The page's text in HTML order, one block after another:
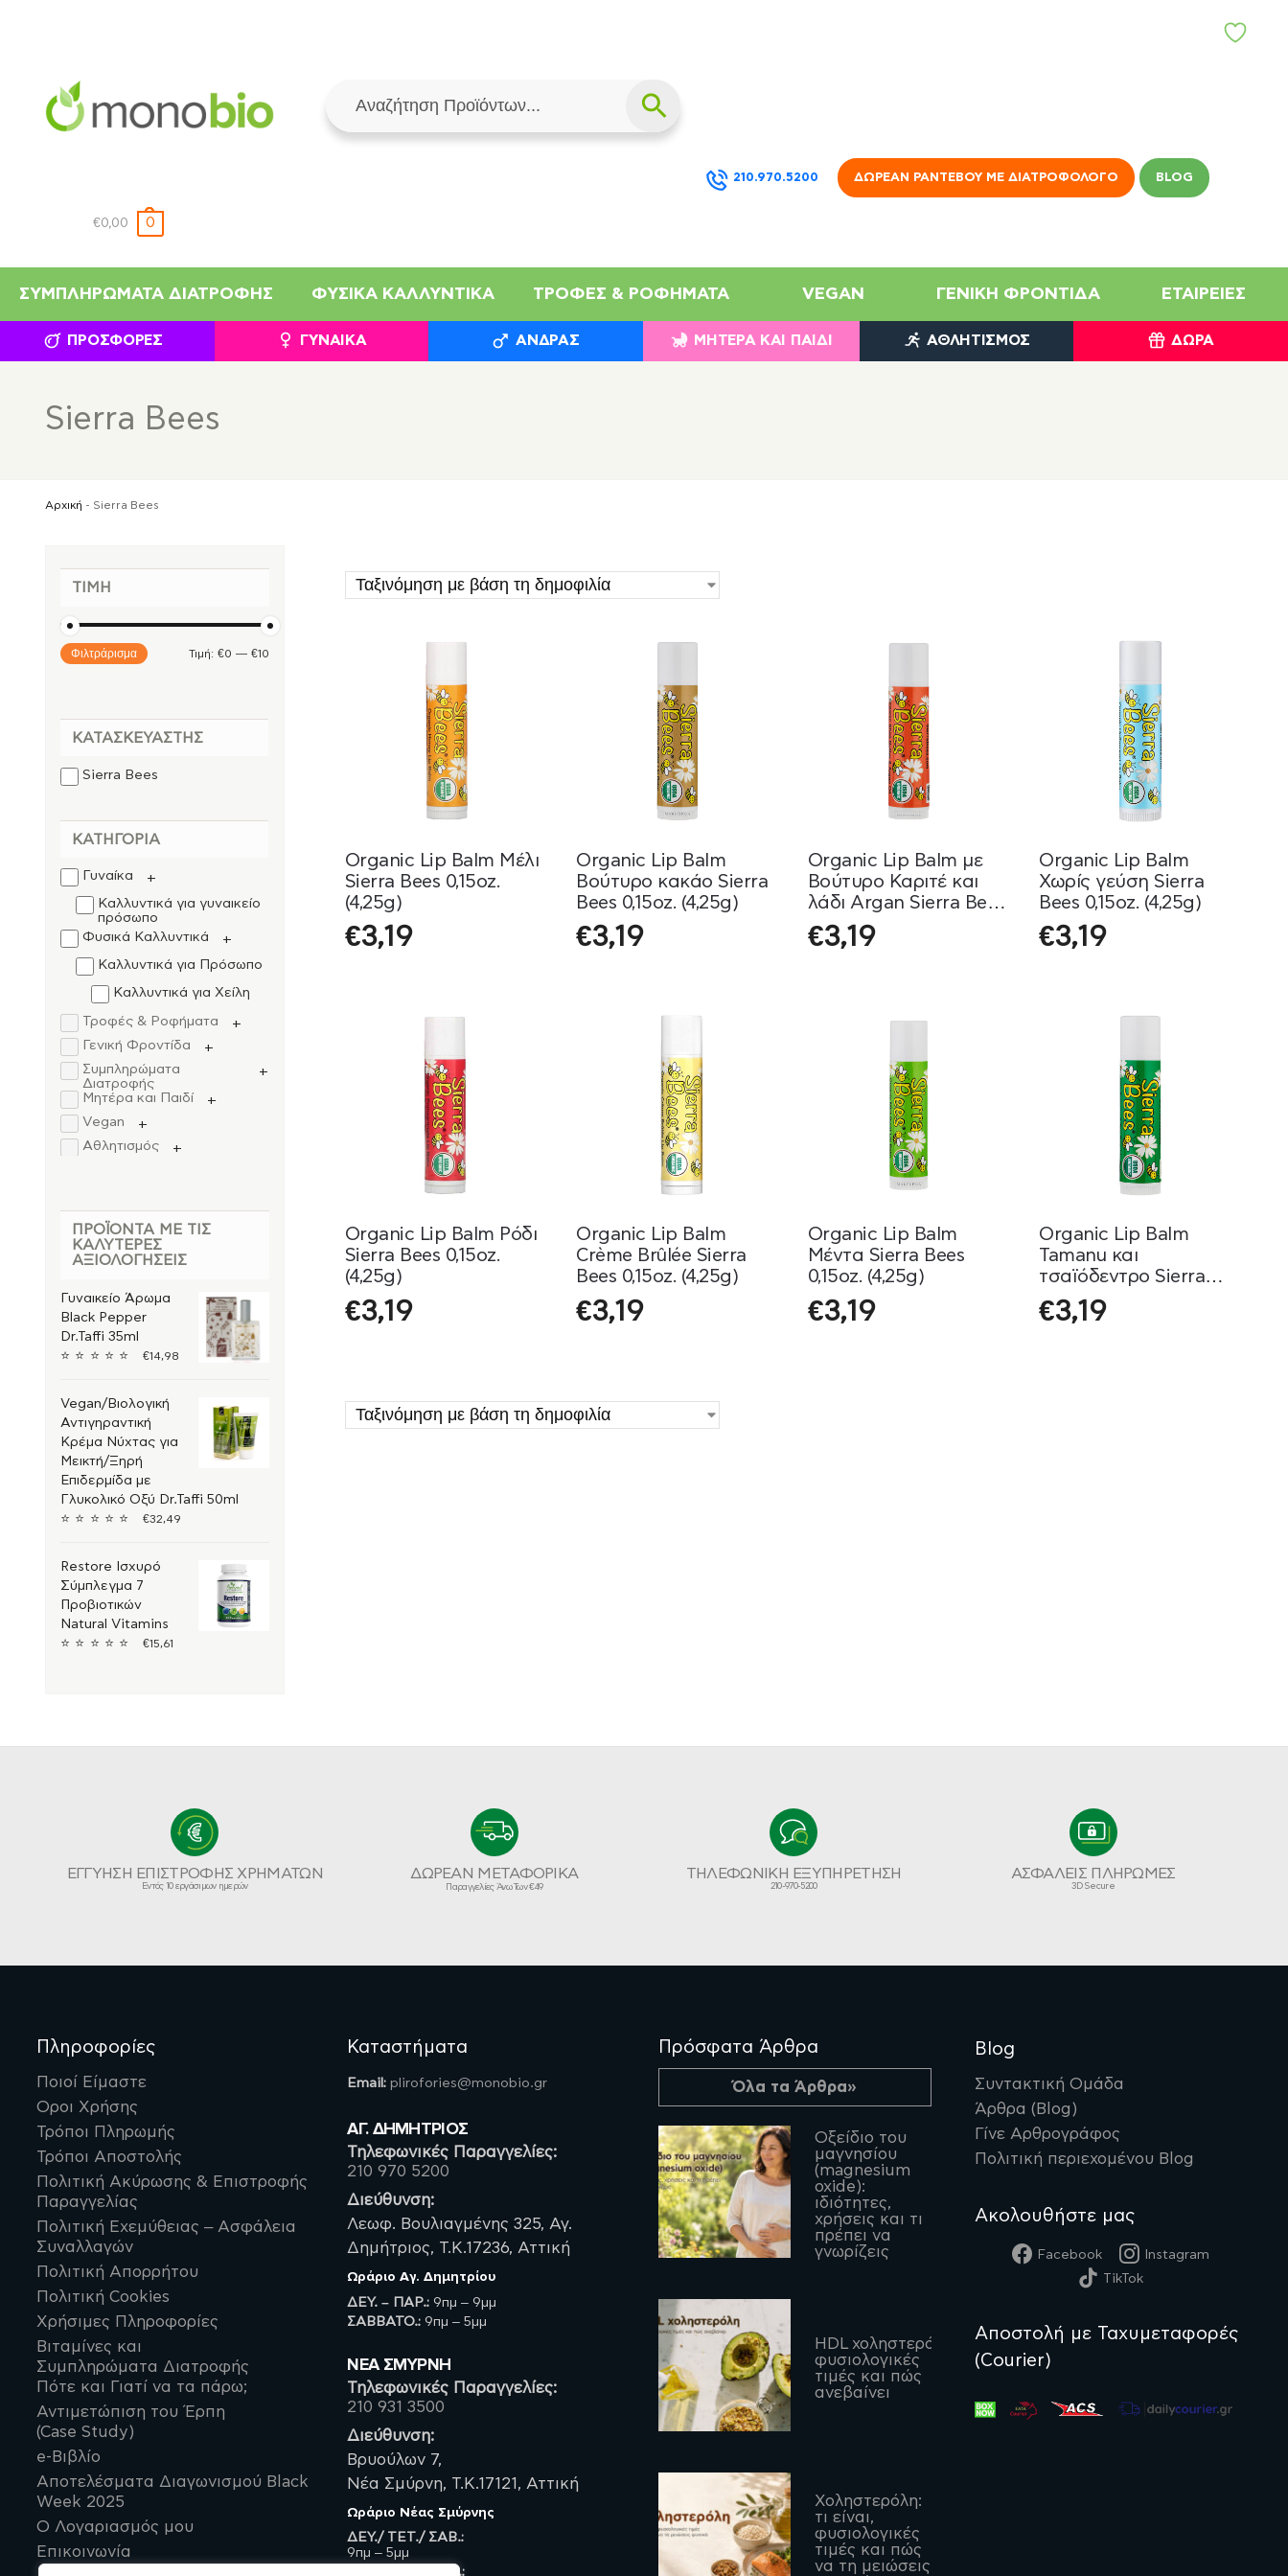
210.970.5200 ΔΩΡΕΆΝ ΡΑΝΤΕΒΟΎ ΜΕ ΔΙΑΤΡΟΦΟΛΌΓΟ BLOG
Α
€0,00 0
ΣΥΜΠΛΗΡΏΜΑΤΑ ΔΙΑΤΡΟΦΉΣ ΦΥΣΙΚΆ ΚΑΛΛΥΝΤΙΚΆ ΤΡΟΦΈΣ & ΡΟΦΉΜΑΤΑ VEGAN ΓΕΝΙΚΉ ΦΡΟΝΤΊΔΑ ΕΤΑΙΡΕΊΕΣ
ΠΡΟΣΦΟΡΈΣ ΓΥΝΑΊΚΑ ΆΝΔΡΑΣ ΜΗΤΈΡΑ ΚΑΙ ΠΑΙΔΊ ΑΘΛΗΤΙΣΜΌΣ ΔΏΡΑ
Sierra Bees
Αρχική - Sierra Bees
Organic Lip Balm Μέλι
Sierra Bees 0,15oz.
(4,25g)
€3,19
Organic Lip Balm
Βούτυρο κακάο Sierra
Bees 0,15oz. (4,25g)
€3,19
Organic Lip Balm με
Βούτυρο Καριτέ και
λάδι Argan Sierra Bees
0,15oz. (4,25g)
€3,19
Organic Lip Balm
Χωρίς γεύση Sierra
Bees 0,15oz. (4,25g)
€3,19
Organic Lip Balm Ρόδι
Sierra Bees 0,15oz.
(4,25g)
€3,19
Organic Lip Balm
Crème Brûlée Sierra
Bees 0,15oz. (4,25g)
€3,19
Organic Lip Balm
Μέντα Sierra Bees
0,15oz. (4,25g)
€3,19
Organic Lip Balm
Tamanu και
τσαϊόδεντρο Sierra
Bees 0,15oz. (4,25g)
€3,19
ΤΙΜΉ
Φιλτράρισμα Τιμή:€0 —€10
ΚΑΤΑΣΚΕΥΑΣΤΉΣ
Sierra Bees
ΚΑΤΗΓΟΡΊΑ
Γυναίκα
+
Καλλυντικά για γυναικείο
πρόσωπο
Φυσικά Καλλυντικά
+
Καλλυντικά για Πρόσωπο
Καλλυντικά για Χείλη
Τροφές & Ροφήματα
+
Γενική Φροντίδα
+
Συμπληρώματα
Διατροφής
+
Μητέρα και Παιδί
+
Vegan
+
Αθλητισμός
+
ΠΡΟΪΌΝΤΑ ΜΕ ΤΙΣ
ΚΑΛΎΤΕΡΕΣ
ΑΞΙΟΛΟΓΉΣΕΙΣ
Γυναικείο Άρωμα
Black Pepper
Dr.Taffi 35ml
⭐ ⭐ ⭐ ⭐ ⭐ €14,98
Vegan/Βιολογική
Αντιγηραντική
Κρέμα Νύχτας για
Μεικτή/Ξηρή
Επιδερμίδα με
Γλυκολικό Οξύ Dr.Taffi 50ml
⭐ ⭐ ⭐ ⭐ ⭐ €32,49
Restore Ισχυρό
Σύμπλεγμα 7
Προβιοτικών
Natural Vitamins
⭐ ⭐ ⭐ ⭐ ⭐ €15,61
ΕΓΓΥΗΣΗ ΕΠΙΣΤΡΟΦΗΣ ΧΡΗΜΑΤΩΝ
Εντός 10 εργάσιμων ημερών
ΔΩΡΕΑΝ ΜΕΤΑΦΟΡΙΚΑ
Παραγγελίες Άνω Των €49
ΤΗΛΕΦΩΝΙΚΗ ΕΞΥΠΗΡΕΤΗΣΗ
210-970-5200
ΑΣΦΑΛΕΙΣ ΠΛΗΡΩΜΕΣ
3D Secure
Πληροφορίες
Ποιοί Είμαστε
Οροι Χρήσης
Τρόποι Πληρωμής
Τρόποι Αποστολής
Πολιτική Ακύρωσης & Επιστροφής
Παραγγελίας
Πολιτική Εχεμύθειας – Ασφάλεια
Συναλλαγών
Πολιτική Απορρήτου
Πολιτική Cookies
Χρήσιμες Πληροφορίες
Βιταμίνες και
Συμπληρώματα Διατροφής
Πότε και Γιατί να τα πάρω;
Αντιμετώπιση του Έρπη
(Case Study)
e-Βιβλίο
Αποτελέσματα Διαγωνισμού Black
Week 2025
Ο Λογαριασμός μου
Επικοινωνία
Καταστήματα
Email: plirofories@monobio.gr
ΑΓ. ΔΗΜΗΤΡΙΟΣ
Τηλεφωνικές Παραγγελίες:
210 970 5200
Διεύθυνση:
Λεωφ. Βουλιαγμένης 325, Αγ.
Δημήτριος, Τ.Κ.17236, Αττική
ΩράριοΑγ. Δημητρίου
ΔΕΥ. – ΠΑΡ.: 9πμ – 9μμ
ΣΑΒBATO.: 9πμ – 5μμ
ΝΈΑ ΣΜΥΡΝΗ
Τηλεφωνικές Παραγγελίες:
210 931 3500
Διεύθυνση:
Βρυούλων 7,
Νέα Σμύρνη, Τ.Κ.17121, Αττική
Ωράριο Νέας Σμύρνης
ΔΕΥ./ ΤΕΤ./ ΣΑΒ.:
9πμ – 5μμ
ΤΡΙ./ ΠΕΜ./ ΠΑΡ.:
Πρόσφατα Άρθρα
Όλα τα Άρθρα»
Οξείδιο του
μαγνησίου
(magnesium
oxide):
ιδιότητες,
χρήσεις και τι
πρέπει να
γνωρίζεις
HDL χοληστερόλη:
φυσιολογικές
τιμές και πώς
ανεβαίνει
Χοληστερόλη:
τι είναι,
φυσιολογικές
τιμές και πώς
να τη μειώσεις
Blog
Συντακτική Ομάδα
Άρθρα (Blog)
Γίνε Αρθρογράφος
Πολιτική περιεχομένου Blog
Ακολουθήστε μας
Facebook
Instagram
TikTok
Αποστολή με Ταχυμεταφορές
(Courier)